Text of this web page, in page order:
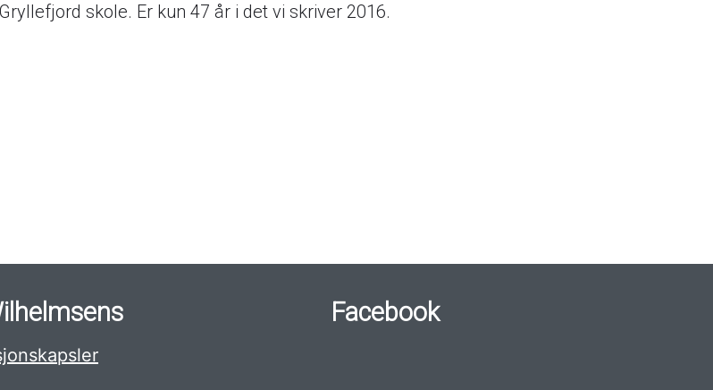
skole. Er kun 47 år i det vi skriver 2016.
Facebook